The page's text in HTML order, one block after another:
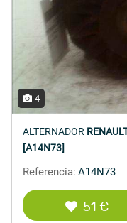
4
ALTERNADOR
[A14N73]
Referencia: A14N73
51 €